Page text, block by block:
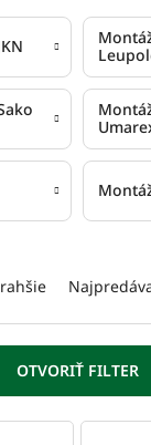
OTVORIŤ FILTER